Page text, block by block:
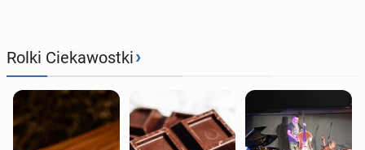
Rolki Ciekawostki›